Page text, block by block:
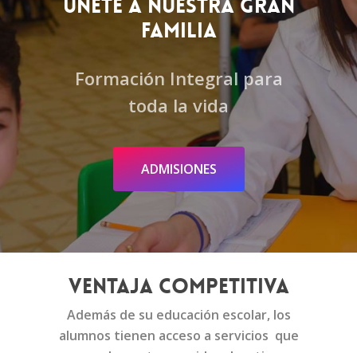
Únete a nuestra gran
familia
Formación Integral para
toda la vida
ADMISIONES
Ventaja Competitiva
Además de su educación escolar, los
alumnos tienen acceso a servicios que